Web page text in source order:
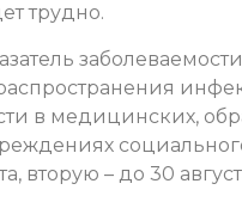
трудно.
в медицинских,
вторую – до 30